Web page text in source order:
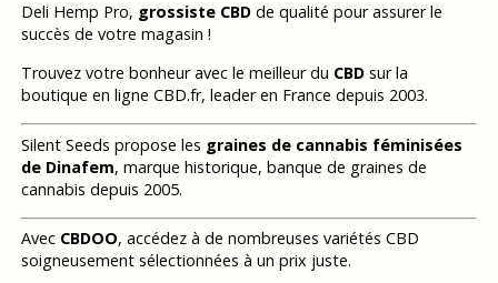
Deli Hemp Pro, grossiste CBDde qualité pour assurer le
succès de votre magasin !
Trouvez votre bonheur avec le meilleur du CBDsur la
boutique en ligne CBD.fr, leader en France depuis 2003.
Silent Seeds propose les graines de cannabis féminisées
de Dinafem, marque historique, banque de graines de
cannabis depuis 2005.
Avec CBDOO, accédez à de nombreuses variétés CBD
soigneusement sélectionnées à un prix juste.